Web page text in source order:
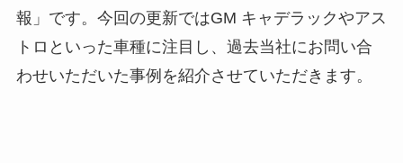
報」です。今回の更新ではGM キャデラックやアス
トロといった車種に注目し、過去当社にお問い合
わせいただいた事例を紹介させていただきます。